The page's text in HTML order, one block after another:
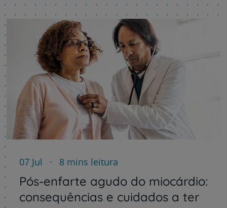
07 Jul 8 mins leitura
Pós-enfarte agudo do miocárdio:
consequências e cuidados a ter